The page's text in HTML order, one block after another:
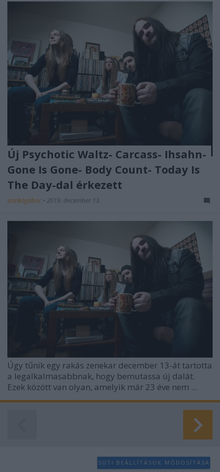
Új Psychotic Waltz- Carcass- Ihsahn-
Gone Is Gone- Body Count- Today Is
The Day-dal érkezett
dankógábor • 2019. december 13.
Úgy tűnik egy rakás zenekar december 13-át tartotta
a legalkalmasabbnak, hogy bemutassa új dalát.
Ezek között van olyan, amelyik már 23 éve nem ...
SÜTI BEÁLLÍTÁSOK MÓDOSÍTÁSA